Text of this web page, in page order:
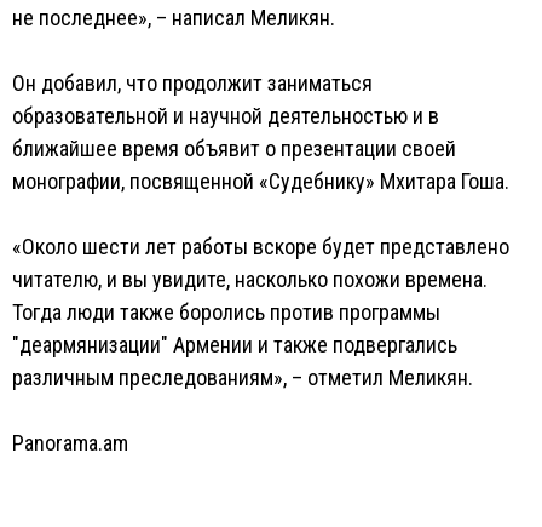
не последнее», – написал Меликян.
Он добавил, что продолжит заниматься
образовательной и научной деятельностью и в
ближайшее время объявит о презентации своей
монографии, посвященной «Судебнику» Мхитара Гоша.
«Около шести лет работы вскоре будет представлено
читателю, и вы увидите, насколько похожи времена.
Тогда люди также боролись против программы
"деармянизации" Армении и также подвергались
различным преследованиям», – отметил Меликян.
Panorama.am